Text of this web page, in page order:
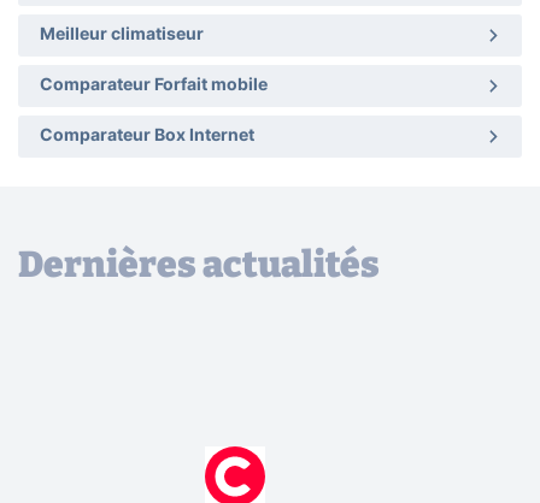
Meilleur climatiseur
Comparateur Forfait mobile
Comparateur Box Internet
Dernières actualités